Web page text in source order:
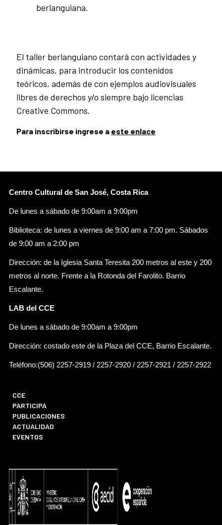
berlanguiana.
El taller berlanguiano contará con actividades y
dinámicas, para introducir los contenidos
teóricos, además de con ejemplos audiovisuales
libres de derechos y/o siempre bajo licencias
Creative Commons.
Para inscribirse ingrese a este enlace
Centro Cultural de San José, Costa Rica
De lunes a sábado de 9:00am a 9:00pm
Biblioteca: de lunes a viernes de 9:00 am a 7:00 pm. Sábados
de 9:00 am a 2:00 pm
Dirección: de la Iglesia Santa Teresita 200 metros al este y 200
metros al norte. Frente a la Rotonda del Farolito. Barrio
Escalante.
LAB del CCE
De lunes a sábado de 9:00am a 9:00pm
Dirección: costado este de la Plaza del CCE, Barrio Escalante.
Teléfono:(506) 2257-2919 / 2257-2920 / 2257-2921 / 2257-2922
CCE
PARTICIPA
PUBLICACIONES
ACTUALIDAD
EVENTOS